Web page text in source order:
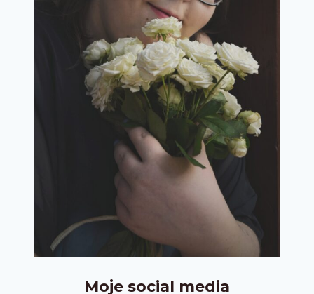
Moje social media